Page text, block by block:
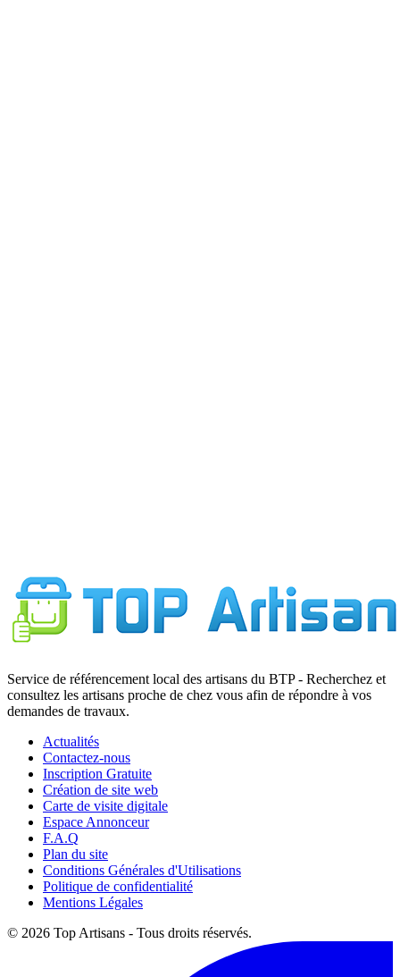
Service de référencement local des artisans du BTP - Recherchez et
consultez les artisans proche de chez vous afin de répondre à vos
demandes de travaux.
Actualités
Contactez-nous
Inscription Gratuite
Création de site web
Carte de visite digitale
Espace Annonceur
F.A.Q
Plan du site
Conditions Générales d'Utilisations
Politique de confidentialité
Mentions Légales
© 2026 Top Artisans - Tous droits réservés.